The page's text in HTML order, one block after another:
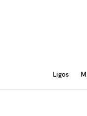
Ligos